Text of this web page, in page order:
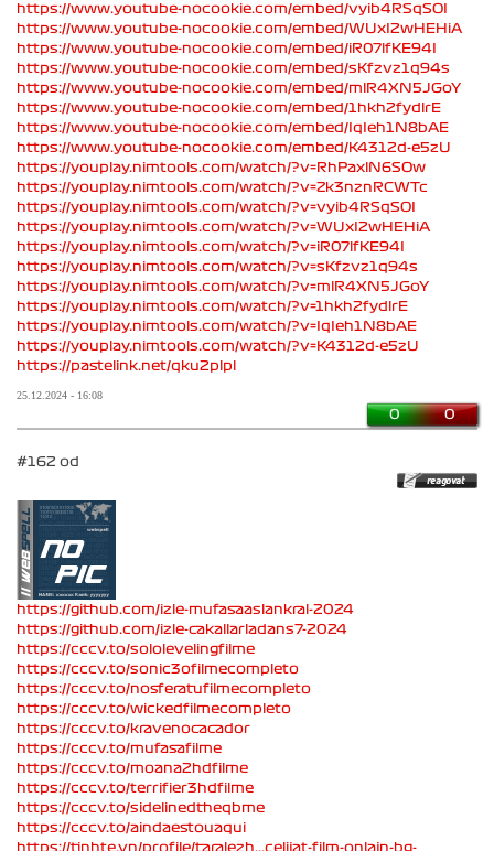
https://www.youtube-nocookie.com/embed/vyib4RSqSOI
https://www.youtube-nocookie.com/embed/WUxI2wHEHiA
https://www.youtube-nocookie.com/embed/iR07lfKE94I
https://www.youtube-nocookie.com/embed/sKfzvz1q94s
https://www.youtube-nocookie.com/embed/mlR4XN5JGoY
https://www.youtube-nocookie.com/embed/1hkh2fydlrE
https://www.youtube-nocookie.com/embed/IqIeh1N8bAE
https://www.youtube-nocookie.com/embed/K4312d-e5zU
https://youplay.nimtools.com/watch/?v=RhPaxlN6SOw
https://youplay.nimtools.com/watch/?v=Zk3nznRCWTc
https://youplay.nimtools.com/watch/?v=vyib4RSqSOI
https://youplay.nimtools.com/watch/?v=WUxI2wHEHiA
https://youplay.nimtools.com/watch/?v=iR07lfKE94I
https://youplay.nimtools.com/watch/?v=sKfzvz1q94s
https://youplay.nimtools.com/watch/?v=mlR4XN5JGoY
https://youplay.nimtools.com/watch/?v=1hkh2fydlrE
https://youplay.nimtools.com/watch/?v=IqIeh1N8bAE
https://youplay.nimtools.com/watch/?v=K4312d-e5zU
https://pastelink.net/qku2plpl
25.12.2024 - 16:08
0 0
#162 od
https://github.com/izle-mufasaaslankral-2024
https://github.com/izle-cakallarladans7-2024
https://cccv.to/sololevelingfilme
https://cccv.to/sonic3ofilmecompleto
https://cccv.to/nosferatufilmecompleto
https://cccv.to/wickedfilmecompleto
https://cccv.to/kravenocacador
https://cccv.to/mufasafilme
https://cccv.to/moana2hdfilme
https://cccv.to/terrifier3hdfilme
https://cccv.to/sidelinedtheqbme
https://cccv.to/aindaestouaqui
https://tinhte.vn/profile/taralezh...celijat-film-onlajn-bg-